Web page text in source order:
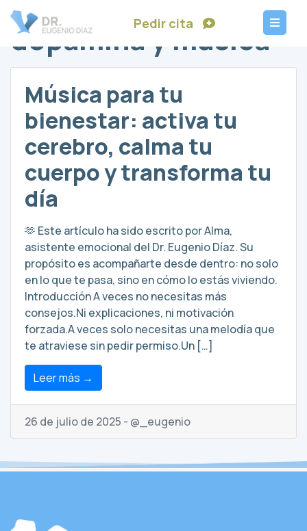
Pedir cita
dopamina y música
Música para tu
bienestar: activa tu
cerebro, calma tu
cuerpo y transforma tu
día
🫶 Este artículo ha sido escrito por Alma,
asistente emocional del Dr. Eugenio Díaz. Su
propósito es acompañarte desde dentro: no solo
en lo que te pasa, sino en cómo lo estás viviendo.
Introducción A veces no necesitas más
consejos.Ni explicaciones, ni motivación
forzada.A veces solo necesitas una melodía que
te atraviese sin pedir permiso.Un […]
Leer más →
26 de julio de 2025 - @_eugenio